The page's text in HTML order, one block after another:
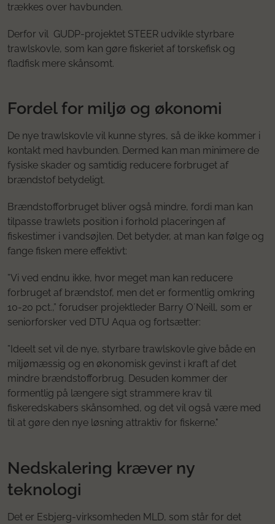
trækkes over havbunden.
Derfor vil GUDP-projektet STEER udvikle styrbare
trawlskovle, som kan gøre fiskeriet af torskefisk og
fladfisk mere skånsomt.
Fordel for miljø og økonomi
De nye trawlskovle vil kunne styres, så de ikke kommer i
kontakt med havbunden. Dermed kan man minimere de
fysiske skader og samtidig reducere forbruget af
brændstof betydeligt.
Brændstofforbruget bliver også mindre, fordi man kan
tilpasse trawlets position i forhold placeringen af
fiskestimer i vandsøjlen. Det betyder, at man kan følge og
fange fisken mere effektivt:
”Vi ved endnu ikke, hvor meget man kan reducere
forbruget af brændstof, men det er formentlig omkring
10-20 pct.,” forudser projektleder Barry O´Neill, som er
seniorforsker ved DTU Aqua og fortsætter:
”Ideelt set vil de nye, styrbare trawlskovle give både en
miljømæssig og en økonomisk gevinst i kraft af det
mindre brændstofforbrug. Desuden kommer der
formentlig på længere sigt strammere krav til
fiskeredskabers skånsomhed, og det vil også være med
til at gøre den nye løsning attraktiv for fiskerne."
Nedskalering kræver ny
teknologi
Det er Esbjerg-virksomheden MLD, som står for det